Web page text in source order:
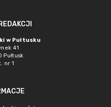
w Pułtusku
41
Pułtusk
nr 1